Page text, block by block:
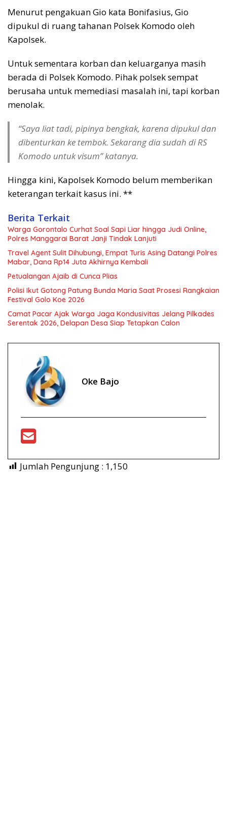
Menurut pengakuan Gio kata Bonifasius, Gio
dipukul di ruang tahanan Polsek Komodo oleh
Kapolsek.
Untuk sementara korban dan keluarganya masih
berada di Polsek Komodo. Pihak polsek sempat
berusaha untuk memediasi masalah ini, tapi korban
menolak.
“Saya liat tadi, pipinya bengkak, karena dipukul dan
dibenturkan ke tembok. Sekarang dia sudah di RS
Komodo untuk visum” katanya.
Hingga kini, Kapolsek Komodo belum memberikan
keterangan terkait kasus ini. **
Berita Terkait
Warga Gorontalo Curhat Soal Sapi Liar hingga Judi Online,
Polres Manggarai Barat Janji Tindak Lanjuti
Travel Agent Sulit Dihubungi, Empat Turis Asing Datangi Polres
Mabar, Dana Rp14 Juta Akhirnya Kembali
Petualangan Ajaib di Cunca Plias
Polisi Ikut Gotong Patung Bunda Maria Saat Prosesi Rangkaian
Festival Golo Koe 2026
Camat Pacar Ajak Warga Jaga Kondusivitas Jelang Pilkades
Serentak 2026, Delapan Desa Siap Tetapkan Calon
Oke Bajo
Jumlah Pengunjung : 1,150